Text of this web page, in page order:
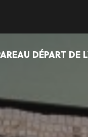
AU DÉPART DE